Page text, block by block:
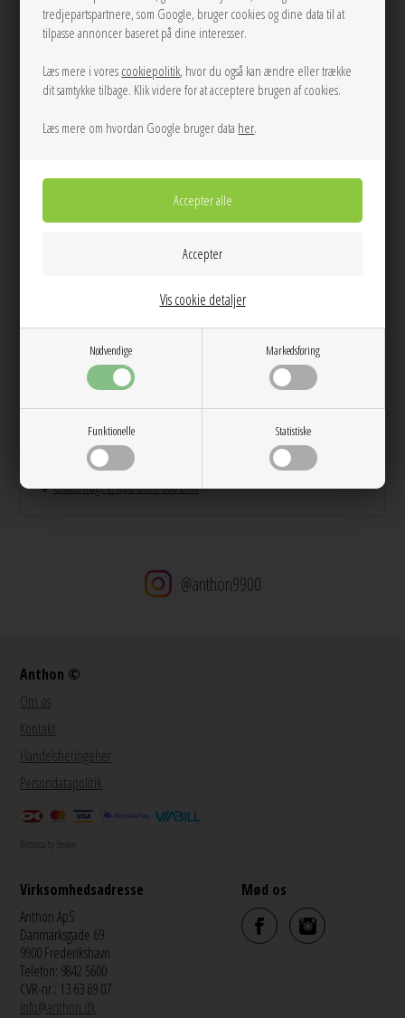
tredjepartspartnere, som Google, bruger cookies og dine data til at
tilpasse annoncer baseret på dine interesser.
Læs mere i vores cookiepolitik, hvor du også kan ændre eller trække
dit samtykke tilbage. Klik videre for at acceptere brugen af cookies.
Læs mere om hvordan Google bruger data her.
Nødvendige Markedsføring
Funktionelle Statistiske
Vis cookie detaljer
Tilføj til Ønskeskyen
Koksgrå habitbuks fra American Vintage med løse brede ben, fast linning
med bæltestropper, knap/hægte/lynlåslukning, sidelommer, samt 1
baglommer med påsyet logo.
Talje omkreds: 77 cm
Levering
Kvalitet:92% Modal, 8% Polyester,
Skånevask 30 grader
Pasform:Normal i str. / Løs Pasform
Dag til dag levering på hverdage
14 dages returret
Stor kundetilfredshed
Gratis ombytning
Gratis fragt v. køb over 600 DKK
@anthon9900
Anthon ©
Om os
Kontakt
Handelsbetingelser
Persondatapolitik
Webshop by Bewise
Virksomhedsadresse
Anthon ApS
Danmarksgade 69
9900 Frederikshavn
Telefon: 9842 5600
CVR-nr.: 13 63 69 07
info@anthon.dk
Mød os